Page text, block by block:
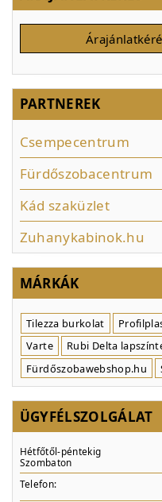
PARTNEREK
Csempecentrum
Fürdőszobacentrum
Kád szaküzlet
Zuhanykabinok.hu
MÁRKÁK
Tilezza burkolat
Varte
Rubi Delta
Fürdőszobawebshop.hu
ÜGYFÉLSZOLGÁLAT
Hétfőtől-péntekig
Szombaton
Telefon: